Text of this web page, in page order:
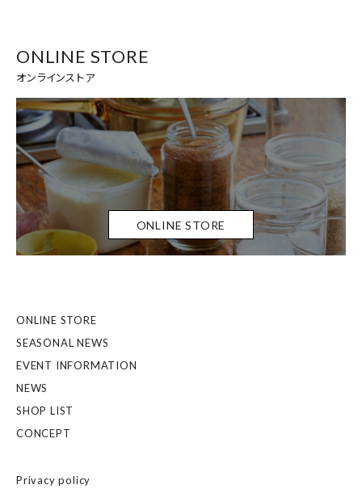
ONLINE STORE
オンラインストア
ONLINE STORE
ONLINE STORE
SEASONAL NEWS
EVENT INFORMATION
NEWS
SHOP LIST
CONCEPT
Privacy policy